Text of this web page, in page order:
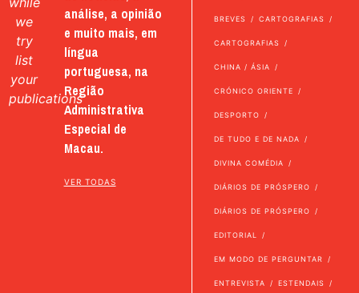
we
try
list
your
publications
análise, a opinião
e muito mais, em
língua
portuguesa, na
Região
Administrativa
Especial de
Macau.
VER TODAS
BREVES CARTOGRAFIAS
CARTOGRAFIAS
CHINA / ÁSIA
CRÓNICO ORIENTE
DESPORTO
DE TUDO E DE NADA
DIVINA COMÉDIA
DIÁRIOS DE PRÓSPERO
DIÁRIOS DE PRÓSPERO
EDITORIAL
EM MODO DE PERGUNTAR
ENTREVISTA ESTENDAIS